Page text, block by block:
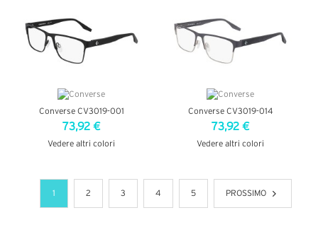
Converse CV3019-001
73,92 €
Vedere altri colori
Converse CV3019-014
73,92 €
Vedere altri colori
1 2 3 4 5 PROSSIMO